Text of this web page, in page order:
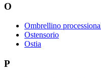
O
Ombrellino
Ostensorio
Ostia
P